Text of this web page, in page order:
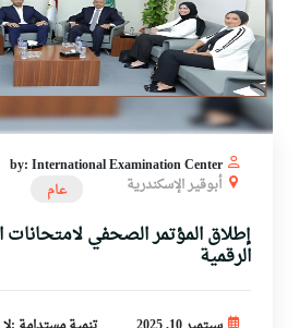
by: International Examination Center
أبوقير الإسكندرية
عام
إطلاق المؤتمر الصحفي لامتحانات
الرقمية